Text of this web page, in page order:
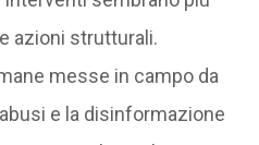
azioni strutturali.
messe in campo da
e la disinformazione